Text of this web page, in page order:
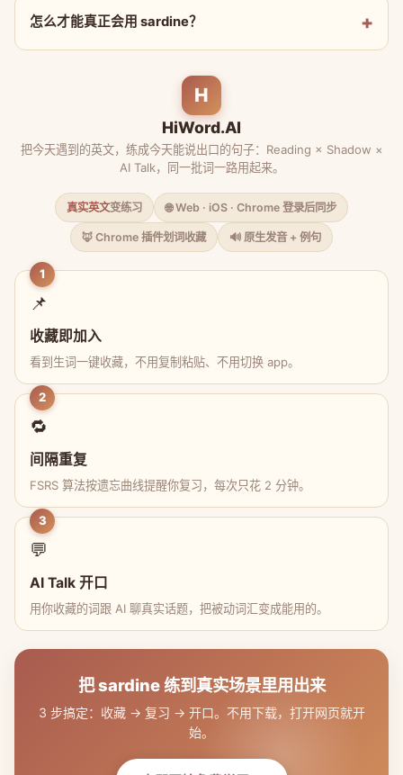
怎么才能真正会用 sardine？
H
HiWord.AI
把今天遇到的英文，练成今天能说出口的句子：Reading × Shadow ×
AI Talk，同一批词一路用起来。
真实英文变练习 🌐 Web · iOS · Chrome 登录后同步
🦊 Chrome 插件划词收藏 🔊 原生发音 + 例句
1
📌
收藏即加入
看到生词一键收藏，不用复制粘贴、不用切换 app。
2
🔁
间隔重复
FSRS 算法按遗忘曲线提醒你复习，每次只花 2 分钟。
3
💬
AI Talk 开口
用你收藏的词跟 AI 聊真实话题，把被动词汇变成能用的。
把 sardine 练到真实场景里用出来
3 步搞定：收藏 → 复习 → 开口。不用下载，打开网页就开
始。